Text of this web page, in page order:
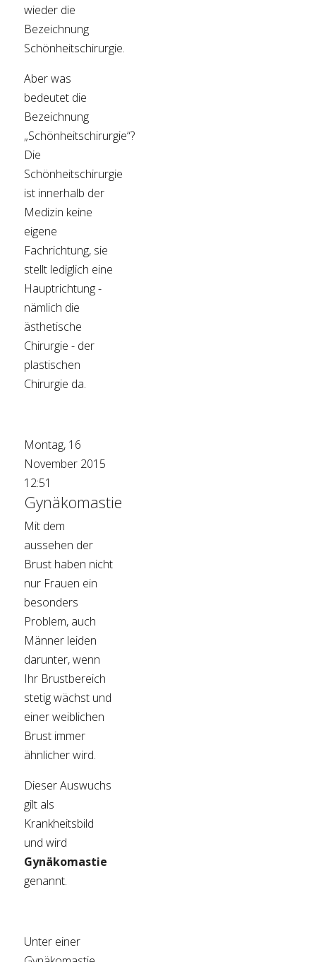
wieder die
Bezeichnung
Schönheitschirurgie.
Aber was
bedeutet die
Bezeichnung
„Schönheitschirurgie“?
Die
Schönheitschirurgie
ist innerhalb der
Medizin keine
eigene
Fachrichtung, sie
stellt lediglich eine
Hauptrichtung -
nämlich die
ästhetische
Chirurgie - der
plastischen
Chirurgie da.
Montag, 16
November 2015
12:51
Gynäkomastie
Mit dem
aussehen der
Brust haben nicht
nur Frauen ein
besonders
Problem, auch
Männer leiden
darunter, wenn
Ihr Brustbereich
stetig wächst und
einer weiblichen
Brust immer
ähnlicher wird.
Dieser Auswuchs
gilt als
Krankheitsbild
und wird
Gynäkomastie
genannt.
Unter einer